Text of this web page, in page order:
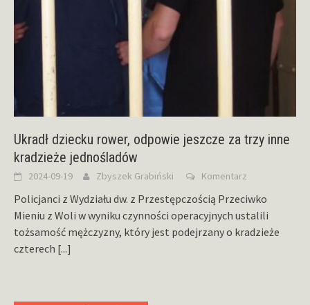
Ukradł dziecku rower, odpowie jeszcze za trzy inne
kradzieże jednośladów
2024-09-19 Zbyszek Grabiński Komentarz
Policjanci z Wydziału dw. z Przestępczością Przeciwko
Mieniu z Woli w wyniku czynności operacyjnych ustalili
tożsamość mężczyzny, który jest podejrzany o kradzieże
czterech [...]